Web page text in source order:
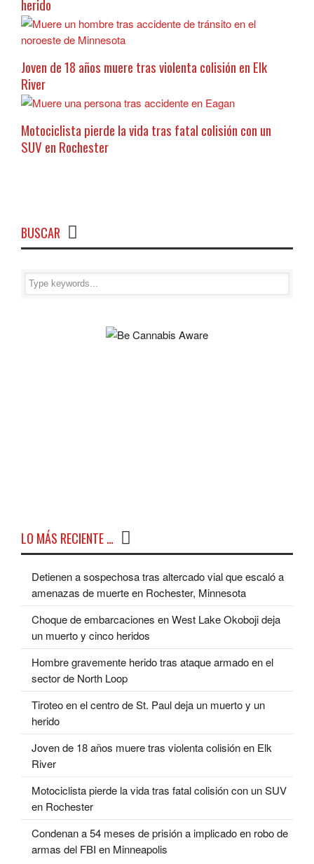
herido
Joven de 18 años muere tras violenta colisión en Elk
River
Motociclista pierde la vida tras fatal colisión con un
SUV en Rochester
BUSCAR
LO MÁS RECIENTE …
Detienen a sospechosa tras altercado vial que escaló a
amenazas de muerte en Rochester, Minnesota
Choque de embarcaciones en West Lake Okoboji deja
un muerto y cinco heridos
Hombre gravemente herido tras ataque armado en el
sector de North Loop
Tiroteo en el centro de St. Paul deja un muerto y un
herido
Joven de 18 años muere tras violenta colisión en Elk
River
Motociclista pierde la vida tras fatal colisión con un SUV
en Rochester
Condenan a 54 meses de prisión a implicado en robo de
armas del FBI en Minneapolis